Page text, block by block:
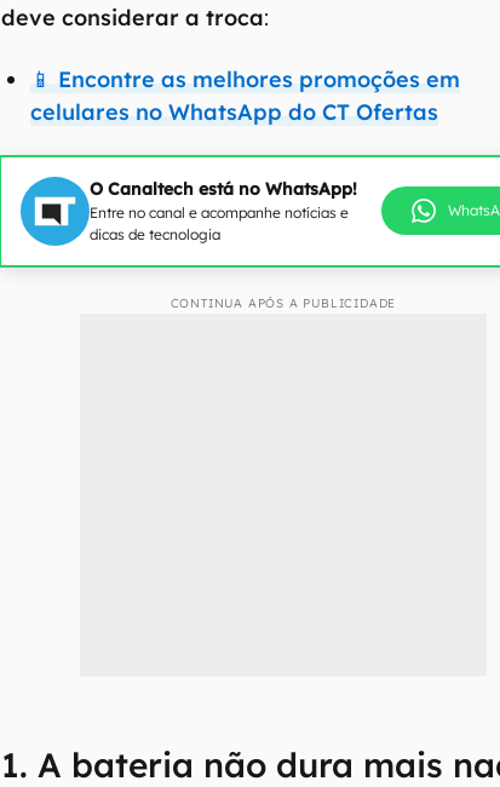
deve considerar a troca:
📱 Encontre as melhores promoções em
celulares no WhatsApp do CT Ofertas
O Canaltech está no WhatsApp!
Entre no canal e acompanhe notícias e
dicas de tecnologia
CONTINUA APÓS A PUBLICIDADE
1. A bateria não dura mais